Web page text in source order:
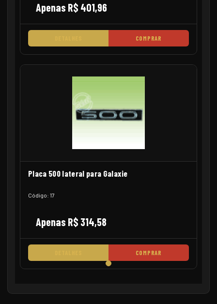
Apenas R$ 401,96
COMPRAR
Placa 500 lateral para Galaxie
Código: 17
Apenas R$ 314,58
COMPRAR